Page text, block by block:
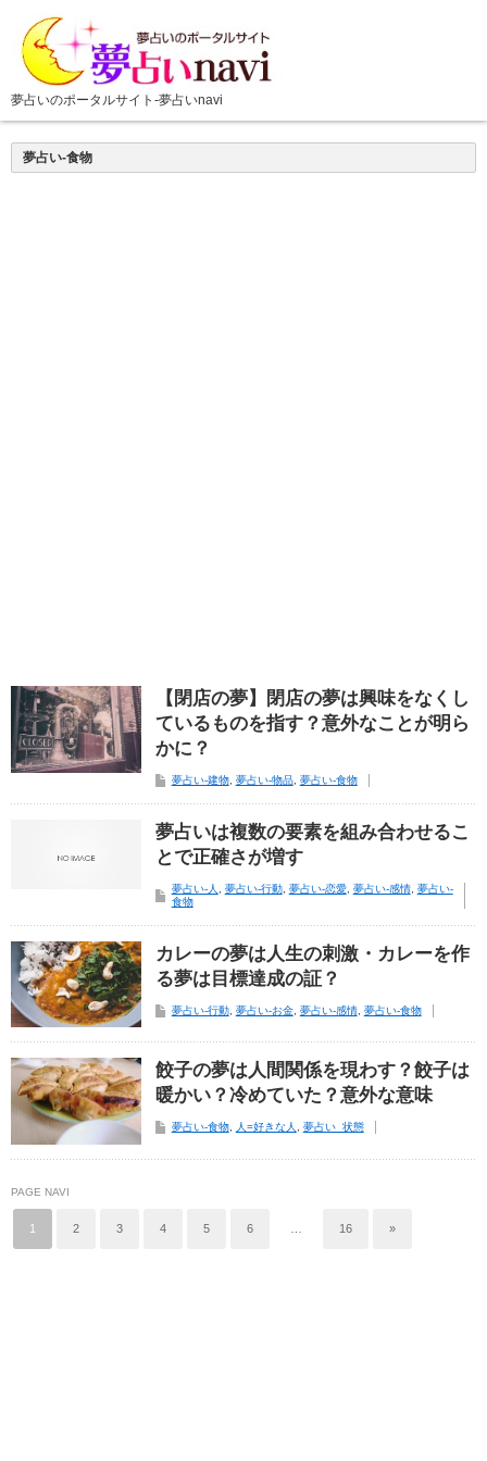
夢占い-食物
【閉店の夢】閉店の夢は興味をなくし
ているものを指す？意外なことが明ら
かに？
夢占い-建物, 夢占い-物品, 夢占い-食物
夢占いは複数の要素を組み合わせるこ
とで正確さが増す
夢占い-人 , 夢占い-行動, 夢占い-恋愛, 夢占い-感情, 夢占い-
食物
カレーの夢は人生の刺激・カレーを作
る夢は目標達成の証？
夢占い-行動, 夢占い-お金, 夢占い-感情, 夢占い-食物
餃子の夢は人間関係を現わす？餃子は
暖かい？冷めていた？意外な意味
夢占い-食物, 人=好きな人 , 夢占い_状態
PAGE NAVI
1 2 3 4 5 6 16 »